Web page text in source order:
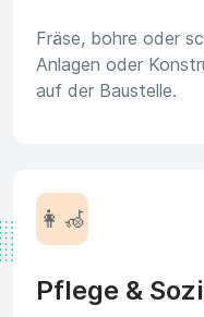
Fräse, bohre oder
Anlagen oder
auf der Baustelle.
👩‍🦽
Pflege &